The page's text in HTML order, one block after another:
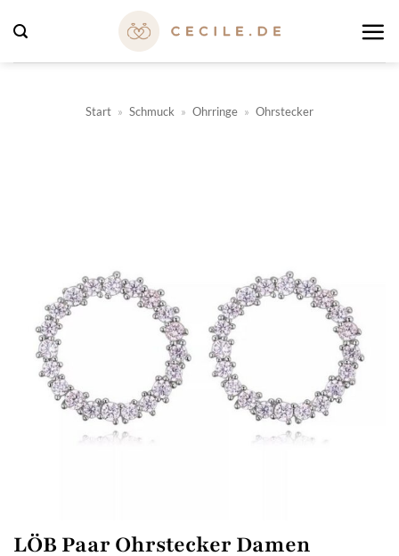
Inhalt
springen
Start » Schmuck » Ohrringe » Ohrstecker
LÖB Paar Ohrstecker Damen